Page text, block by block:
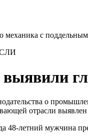
механика с
о
отрасли
48-летний мужчина